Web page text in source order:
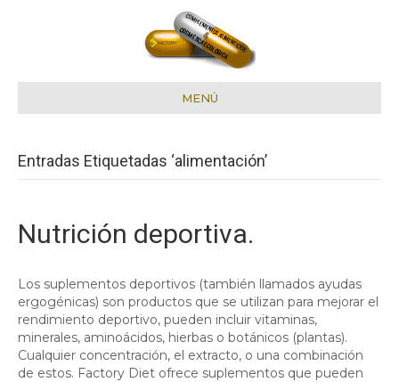
MENÚ
Entradas Etiquetadas ‘alimentación’
Nutrición deportiva.
Los suplementos deportivos (también llamados ayudas
ergogénicas) son productos que se utilizan para mejorar el
rendimiento deportivo, pueden incluir vitaminas,
minerales, aminoácidos, hierbas o botánicos (plantas).
Cualquier concentración, el extracto, o una combinación
de estos. Factory Diet ofrece suplementos que pueden